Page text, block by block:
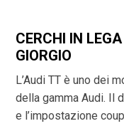
CERCHI IN
GIORGIO
L’Audi TT è uno dei
della gamma Audi. Il
e l’impostazione